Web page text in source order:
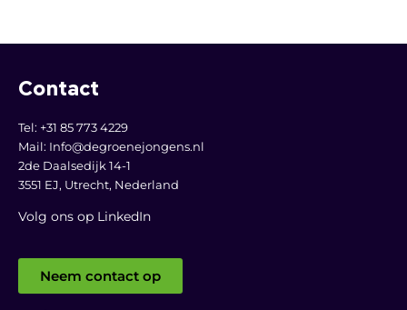
Contact
Tel: +31 85 773 4229
Mail: Info@degroenejongens.nl
2de Daalsedijk 14-1
3551 EJ, Utrecht, Nederland
Volg ons op LinkedIn
Neem contact op